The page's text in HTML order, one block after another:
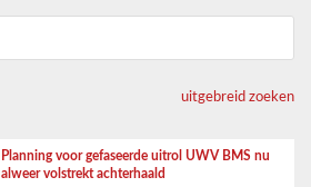
uitgebreid zoeken
Planning voor gefaseerde uitrol UWV BMS nu
alweer volstrekt achterhaald